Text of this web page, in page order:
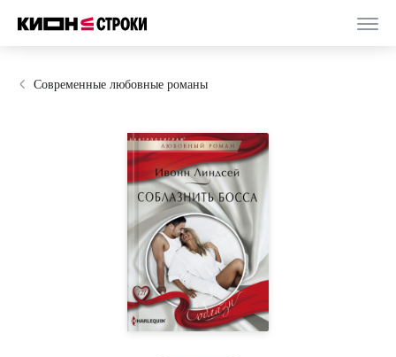
Современные любовные романы